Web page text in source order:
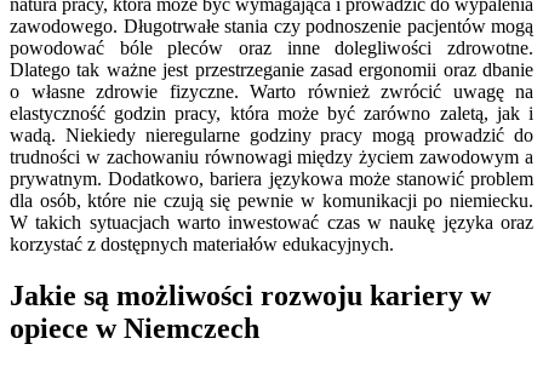
zawodowego. Długotrwałe stania czy podnoszenie pacjentów mogą
powodować bóle pleców oraz inne dolegliwości zdrowotne.
Dlatego tak ważne jest przestrzeganie zasad ergonomii oraz dbanie
o własne zdrowie fizyczne. Warto również zwrócić uwagę na
elastyczność godzin pracy, która może być zarówno zaletą, jak i
wadą. Niekiedy nieregularne godziny pracy mogą prowadzić do
trudności w zachowaniu równowagi między życiem zawodowym a
prywatnym. Dodatkowo, bariera językowa może stanowić problem
dla osób, które nie czują się pewnie w komunikacji po niemiecku.
W takich sytuacjach warto inwestować czas w naukę języka oraz
korzystać z dostępnych materiałów edukacyjnych.
Jakie są możliwości rozwoju kariery w
opiece w Niemczech